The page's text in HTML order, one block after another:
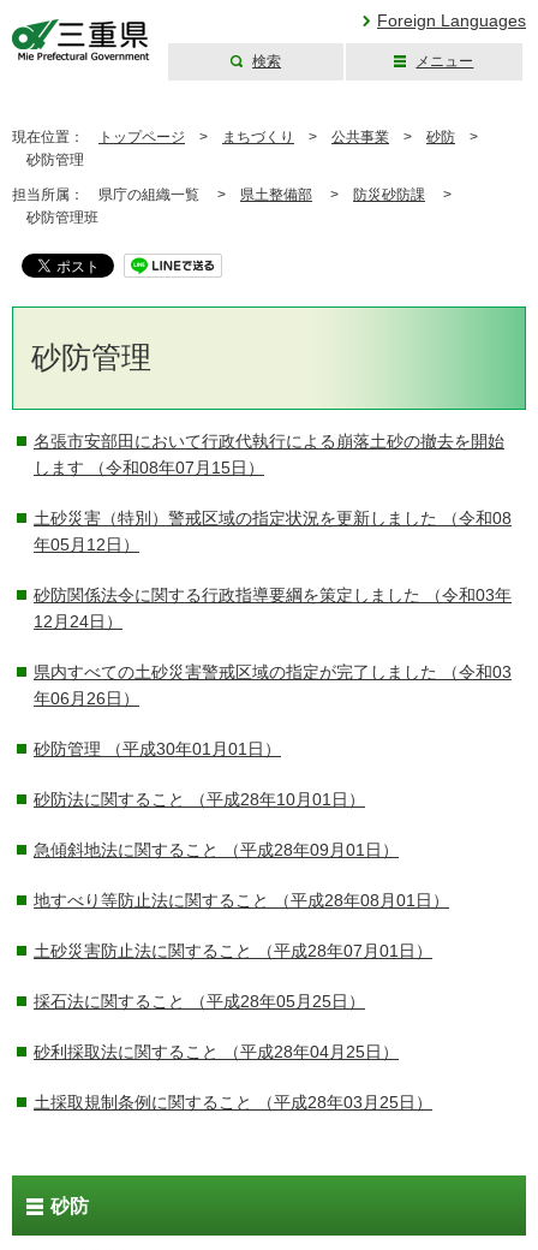
Foreign Languages
検索 メニュー
現在位置： トップページ > まちづくり > 公共事業 > 砂防 >
砂防管理
担当所属： 県庁の組織一覧 > 県土整備部 > 防災砂防課 >
砂防管理班
砂防管理
名張市安部田において行政代執行による崩落土砂の撤去を開始
します （令和08年07月15日）
土砂災害（特別）警戒区域の指定状況を更新しました
（令和08
年05月12日）
砂防関係法令に関する行政指導要綱を策定しました
（令和03年
12月24日）
県内すべての土砂災害警戒区域の指定が完了しました
（令和03
年06月26日）
砂防管理 （平成30年01月01日）
砂防法に関すること （平成28年10月01日）
急傾斜地法に関すること （平成28年09月01日）
地すべり等防止法に関すること （平成28年08月01日）
土砂災害防止法に関すること （平成28年07月01日）
採石法に関すること （平成28年05月25日）
砂利採取法に関すること （平成28年04月25日）
土採取規制条例に関すること （平成28年03月25日）
砂防